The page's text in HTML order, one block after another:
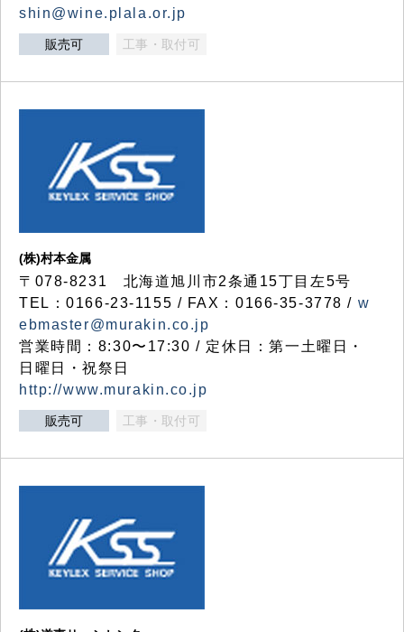
shin@wine.plala.or.jp
販売可 工事・取付可
(株)村本金属
〒078-8231 北海道旭川市2条通15丁目左5号
TEL：0166-23-1155 / FAX：0166-35-3778 / w
ebmaster@murakin.co.jp
営業時間：8:30〜17:30 / 定休日：第一土曜日・
日曜日・祝祭日
http://www.murakin.co.jp
販売可 工事・取付可